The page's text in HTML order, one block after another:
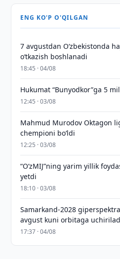
ENG KO'P O'QILGAN
7 avgustdan O‘zbekistonda
o‘tkazish boshlanadi
18:45 · 04/08
Hukumat “Bunyodkor”ga 5
12:45 · 03/08
Mahmud Murodov Oktagon
chempioni bo‘ldi
12:25 · 03/08
“O‘zMIJ”ning yarim yillik
yetdi
18:10 · 03/08
Samarkand-2028
avgust kuni orbitaga
17:37 · 04/08